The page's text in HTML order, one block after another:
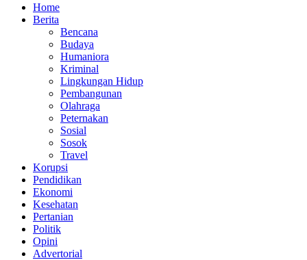
Home
Berita
Bencana
Budaya
Humaniora
Kriminal
Lingkungan Hidup
Pembangunan
Olahraga
Peternakan
Sosial
Sosok
Travel
Korupsi
Pendidikan
Ekonomi
Kesehatan
Pertanian
Politik
Opini
Advertorial